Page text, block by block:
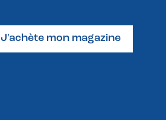
J'achète mon magazine